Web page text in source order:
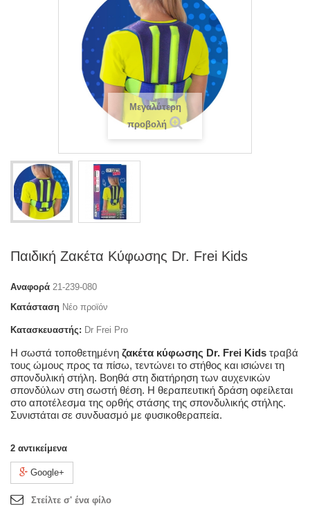
Μεγαλύτερη
προβολή
Παιδική Ζακέτα Κύφωσης Dr. Frei Kids
Αναφορά 21-239-080
Κατάσταση Νέο προϊόν
Κατασκευαστής: Dr Frei Pro
Η σωστά τοποθετημένη ζακέτα κύφωσης Dr. Frei Kids τραβά
τους ώμους προς τα πίσω, τεντώνει το στήθος και ισιώνει τη
σπονδυλική στήλη. Βοηθά στη διατήρηση των αυχενικών
σπονδύλων στη σωστή θέση. Η θεραπευτική δράση οφείλεται
στο αποτέλεσμα της ορθής στάσης της σπονδυλικής στήλης.
Συνιστάται σε συνδυασμό με φυσικοθεραπεία.
2 αντικείμενα
Google+
Στείλτε σ' ένα φίλο